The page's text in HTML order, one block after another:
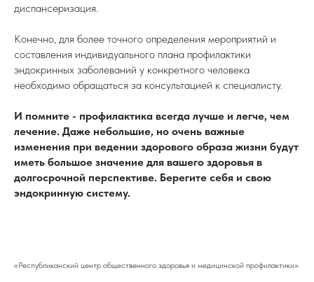
диспансеризация.
Конечно, для более точного определения мероприятий и
составления индивидуального плана профилактики
эндокринных заболеваний у конкретного человека
необходимо обращаться за консультацией к специалисту.
И помните - профилактика всегда лучше и легче, чем
лечение. Даже небольшие, но очень важные
изменения при ведении здорового образа жизни будут
иметь большое значение для вашего здоровья в
долгосрочной перспективе. Берегите себя и свою
эндокринную систему.
«Республиканский центр общественного здоровья и медицинской профилактики»